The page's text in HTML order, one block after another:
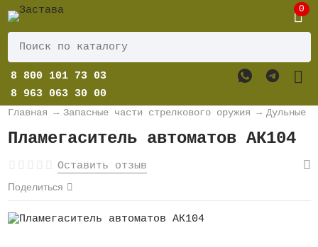
0
8 800 101 73 03
8 963 063 30 00
Главная → Запасные части стрелкового оружия → Дульные
Пламегаситель автоматов АК104
Оставить отзыв
Поделиться